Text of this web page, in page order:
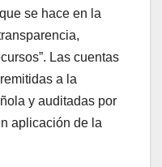
se hace en la
Las cuentas
a la
y auditadas por
aplicación de la